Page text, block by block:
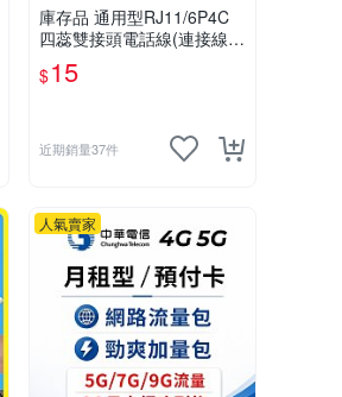
庫存品 通用型RJ11/6P4C
四蕊雙接頭電話線(連接線)_
白色_全銅_ 2米_直線[YES
百貨批發]
$15
近期銷量37件
人氣賣家